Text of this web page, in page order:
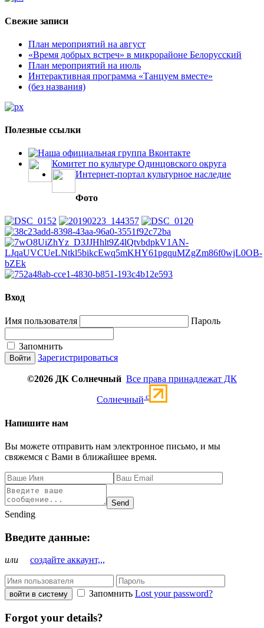
Свежие записи
План мероприятий на август
«Время добрых встреч» в микрорайоне Белорусский
План мероприятий на июль
Интерактивная программа «Танцуем вместе»
(без названия)
Полезные ссылки
Наша официальная группа Вконтакте
Комитет по культуре Одинцовского округа
Интернет-портал культурное наследие
Фото
Вход
Имя пользователя Пароль
Запомнить
Зарегистрироваться
©2026 ДК Солнечный Все права принадлежат ДК
Солнечный c
Напишите нам
Вы можете отправить нам электронное письмо, и мы
свяжемся с Вами в ближайшее время.
Send
Sending
Введите данные:
или создайте аккаунт,,,
войти в систему Запомнить Lost your password?
Forgot your details?